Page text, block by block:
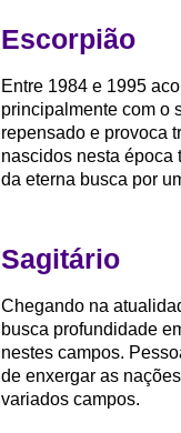
Escorpião
Entre 1984 e 1995
principalmente com o
repensado e provoca
nascidos nesta época
da eterna busca por
Sagitário
Chegando na
busca profundidade
nestes campos.
de enxergar as
variados campos.